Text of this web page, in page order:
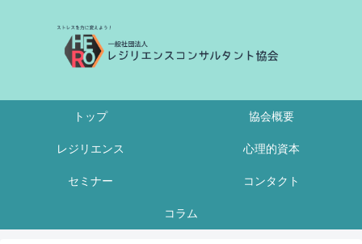
トップ 協会概要
レジリエンス 心理的資本
セミナー コンタクト
コラム